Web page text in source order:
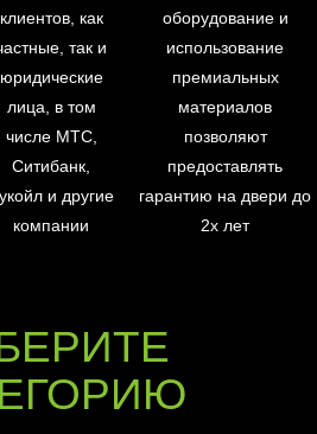
клиентов, как
так и
юридические
лица, в том
числе МТС,
Ситибанк,
и другие
компании
оборудование и
использование
премиальных
материалов
позволяют
предоставлять
гарантию на двери до
2х лет